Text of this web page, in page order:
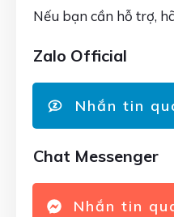
Nếu bạn cần hỗ trợ,
Zalo Official
Nhắn tin
Chat Messenger
Nhắn tin